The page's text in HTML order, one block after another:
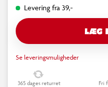
Levering fra 39,-
LÆG
Se leveringsmuligheder
365 dages returret Fri